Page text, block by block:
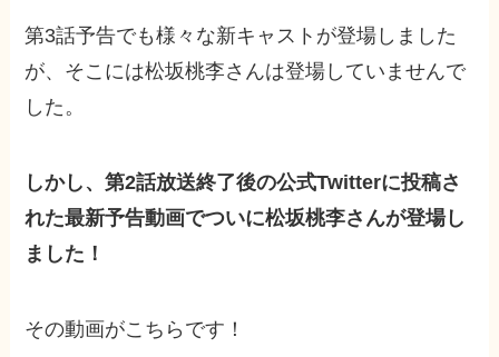
第3話予告でも様々な新キャストが登場しました
が、そこには松坂桃李さんは登場していませんで
した。
しかし、第2話放送終了後の公式Twitterに投稿さ
れた最新予告動画でついに松坂桃李さんが登場し
ました！
その動画がこちらです！